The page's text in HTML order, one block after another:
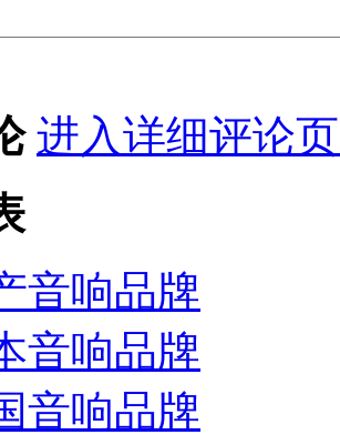
进入详细评论
音响品牌
音响品牌
音响品牌